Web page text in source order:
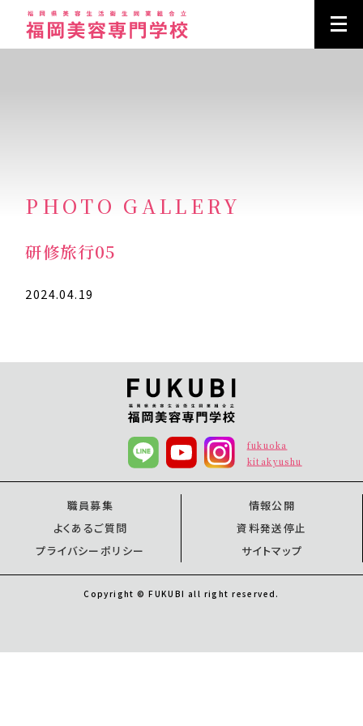
PHOTO GALLERY
研修旅行05
2024.04.19
fukuoka
kitakyushu
職員募集
情報公開
よくあるご質問
資料発送停止
プライバシーポリシー
サイトマップ
Copyright © FUKUBI all right reserved.